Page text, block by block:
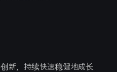
新，持续快速稳健地成长